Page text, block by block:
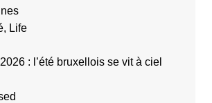
Life
: l’été bruxellois se vit à ciel